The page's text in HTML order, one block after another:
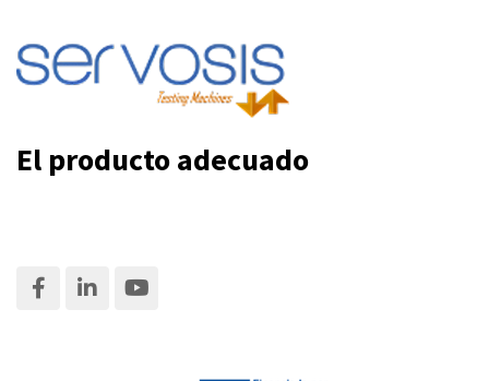
El producto adecuado